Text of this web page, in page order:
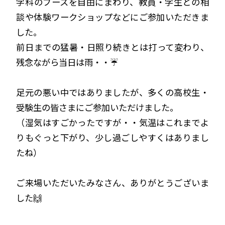
談や体験ワークショップなどにご参加いただきま
した。
前日までの猛暑・日照り続きとは打って変わり、
残念ながら当日は雨・・☔
足元の悪い中ではありましたが、多くの高校生・
受験生の皆さまにご参加いただけました。
（湿気はすごかったですが・・気温はこれまでよ
りもぐっと下がり、少し過ごしやすくはありまし
たね）
ご来場いただいたみなさん、ありがとうございま
した🙌